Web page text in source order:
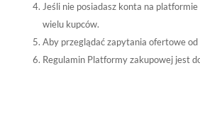
Jeśli nie posiadasz konta na
wielu kupców.
Aby przeglądać zapytania ofertowe
Regulamin Platformy zakupowej jest